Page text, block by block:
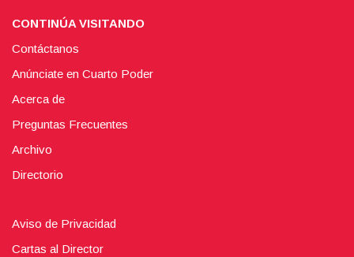
CONTINÚA VISITANDO
Contáctanos
Anúnciate en Cuarto Poder
Acerca de
Preguntas Frecuentes
Archivo
Directorio
Aviso de Privacidad
Cartas al Director